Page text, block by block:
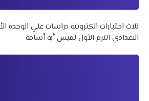
ثلاث اختبارات الكترونية دراسات علي الوحدة
الاعدادي الترم الأول لميس أيه أسامة